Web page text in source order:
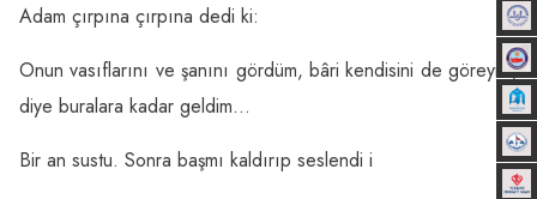
Adam çırpına çırpına dedi ki:
Onun vasıflarını ve şanını gördüm, bâri kendisini de göreyim,
diye buralara kadar geldim…
Bir an sustu. Sonra başmı kaldırıp seslendi i